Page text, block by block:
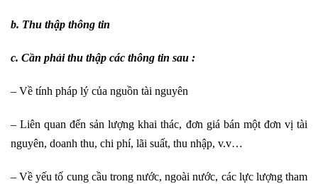
b. Thu thập thông tin
c. Cần phải thu thập các thông tin sau :
– Về tính pháp lý của nguồn tài nguyên
– Liên quan đến sản lượng khai thác, đơn giá bán một đơn vị tài
nguyên, doanh thu, chi phí, lãi suất, thu nhập, v.v…
– Về yếu tố cung cầu trong nước, ngoài nước, các lực lượng tham